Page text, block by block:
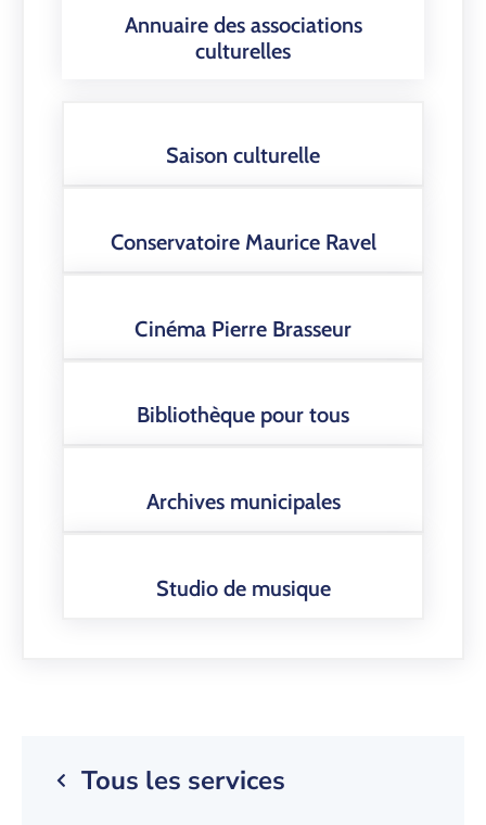
Annuaire des associations
culturelles
Saison culturelle
Conservatoire Maurice Ravel
Cinéma Pierre Brasseur
Bibliothèque pour tous
Archives municipales
Studio de musique
Tous les services